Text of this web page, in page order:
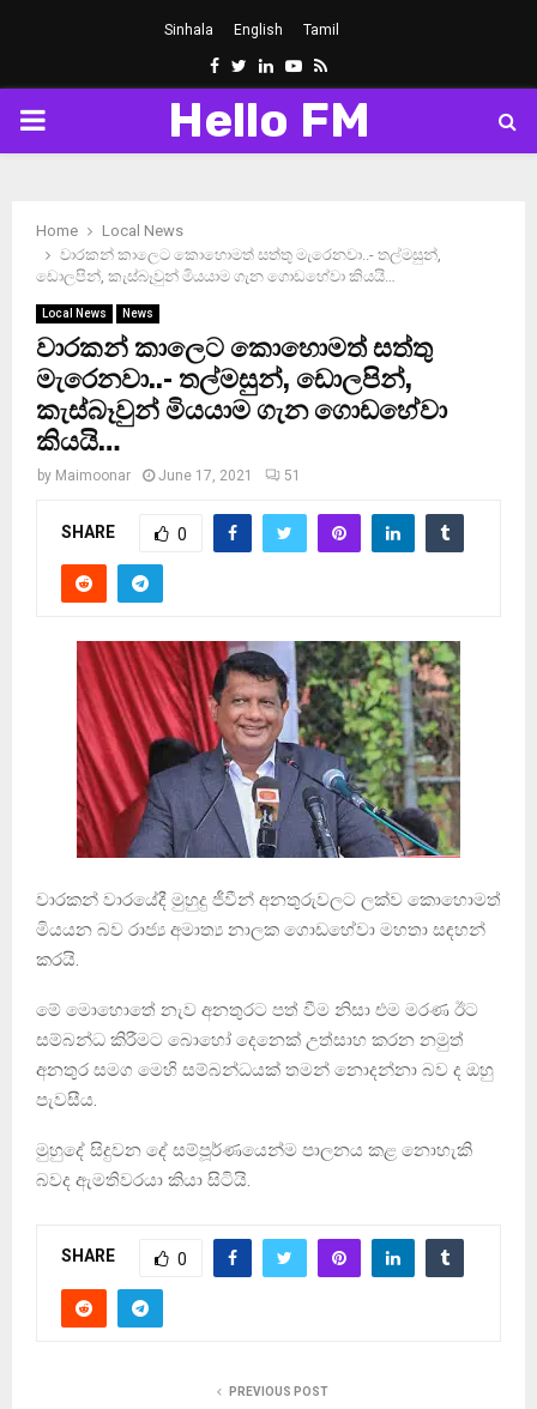
Sinhala English Tamil
Facebook
Twitter
LinkedinYoutube
Rss
PRIMARY
Hello FM
Home
Local News
වාරකන් කාලෙට කොහොමත් සත්තු මැරෙනවා..- තල්මසුන්,
ඩොලපින්, කැස්බෑවුන් මියයාම ගැන ගොඩහේවා කියයි…
Local News News
වාරකන් කාලෙට කොහොමත් සත්තු
මැරෙනවා..- තල්මසුන්, ඩොලපින්,
කැස්බෑවුන් මියයාම ගැන ගොඩහේවා
කියයි…
by Maimoonar June 17, 2021 51
SHARE 0
වාරකන් වාරයේදී මුහුදු ජීවීන් අනතුරුවලට ලක්ව කොහොමත්
මියයන බව රාජ්‍ය අමාත්‍ය නාලක ගොඩහේවා මහතා සඳහන්
කරයි.
මේ මොහොතේ නැව අනතුරට පත් වීම නිසා එම මරණ ඊට
සම්බන්ධ කිරීමට බොහෝ දෙනෙක් උත්සාහ කරන නමුත්
අනතුර සමග මෙහි සම්බන්ධයක් තමන් නොදන්නා බව ද ඔහු
පැවසීය.
මුහුදේ සිදුවන දේ සම්පූර්ණයෙන්ම පාලනය කළ නොහැකි
බවද ඇමතිවරයා කියා සිටියි.
SHARE 0
PREVIOUS POST